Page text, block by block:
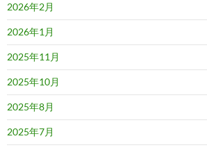
2026年2月
2026年1月
2025年11月
2025年10月
2025年8月
2025年7月